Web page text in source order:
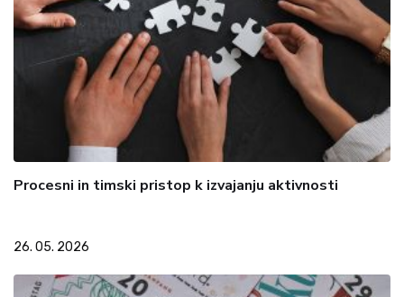
Procesni in timski pristop k izvajanju aktivnosti
26. 05. 2026